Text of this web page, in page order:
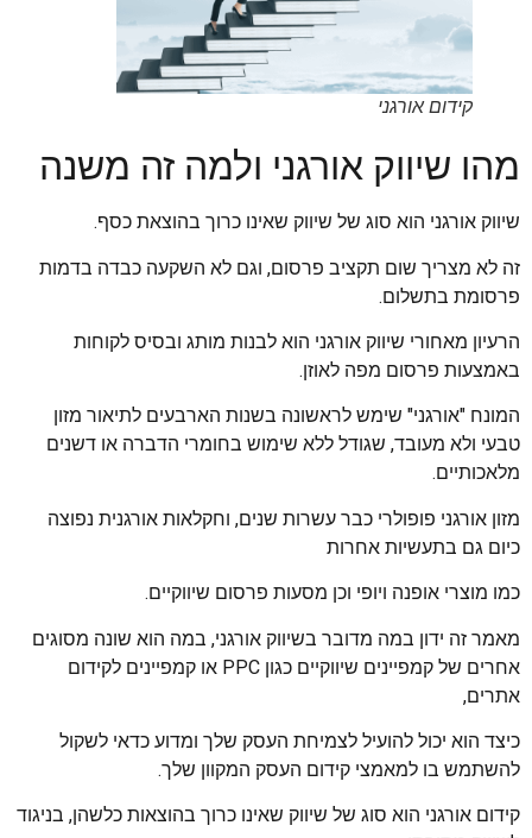
קידום אורגני
מהו שיווק אורגני ולמה זה משנה
שיווק אורגני הוא סוג של שיווק שאינו כרוך בהוצאת כסף.
זה לא מצריך שום תקציב פרסום, וגם לא השקעה כבדה בדמות
פרסומת בתשלום.
הרעיון מאחורי שיווק אורגני הוא לבנות מותג ובסיס לקוחות
באמצעות פרסום מפה לאוזן.
המונח "אורגני" שימש לראשונה בשנות הארבעים לתיאור מזון
טבעי ולא מעובד, שגודל ללא שימוש בחומרי הדברה או דשנים
מלאכותיים.
מזון אורגני פופולרי כבר עשרות שנים, וחקלאות אורגנית נפוצה
כיום גם בתעשיות אחרות
כמו מוצרי אופנה ויופי וכן מסעות פרסום שיווקיים.
מאמר זה ידון במה מדובר בשיווק אורגני, במה הוא שונה מסוגים
אחרים של קמפיינים שיווקיים כגון PPC או קמפיינים לקידום
אתרים,
כיצד הוא יכול להועיל לצמיחת העסק שלך ומדוע כדאי לשקול
להשתמש בו למאמצי קידום העסק המקוון שלך.
קידום אורגני הוא סוג של שיווק שאינו כרוך בהוצאות כלשהן, בניגוד